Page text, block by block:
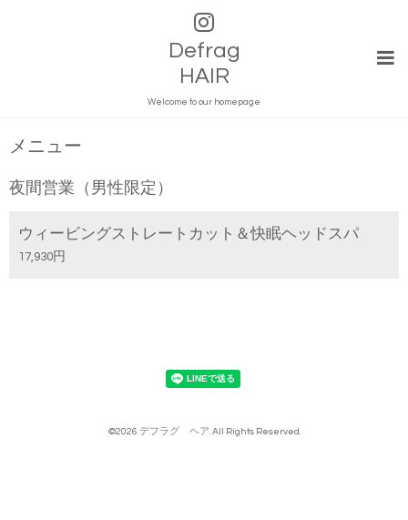
Defrag
HAIR
Welcome to our homepage
メニュー
夜間営業（男性限定）
ウィービングストレートカット＆快眠ヘッドスパ
17,930円
©2026 デフラグ ヘア . All Rights Reserved.